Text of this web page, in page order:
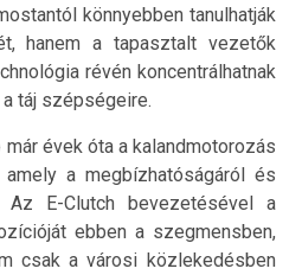
könnyebben tanulhatják
hanem a tapasztalt vezetők
révén koncentrálhatnak
táj szépségeire.
már évek óta a kalandmotorozás
a megbízhatóságáról és
Az E-Clutch bevezetésével a
ebben a szegmensben,
csak a városi közlekedésben